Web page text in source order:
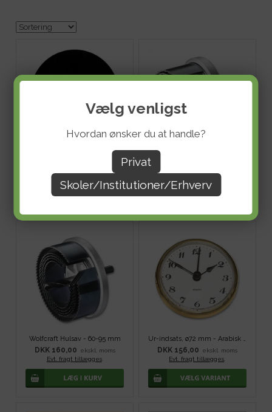
Vælg venligst
Hvordan ønsker du at handle?
Privat
Skoler/Institutioner/Erhverv
Interiørmaling Rustical - Black
ekskl. moms
Evt. fragt tillægges
DKK 108,80
Evt. fragt tillægges
Wolfcraft Hulsav - 60-95 mm
DKK 160,00
ekskl. moms
Evt. fragt tillægges.
Ur-indsats, ø72 mm - Arabisk tal
DKK 156,00
ekskl. moms
Evt. fragt tillægges